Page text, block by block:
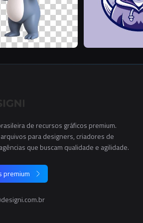
de recursos gráficos premium.
para designers, criadores de
que buscam qualidade e agilidade.
premium